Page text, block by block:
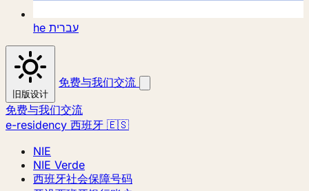
he עברית
旧版设计
免费与我们交流
免费与我们交流
e-residency 西班牙 🇪🇸
NIE
NIE Verde
西班牙社会保障号码